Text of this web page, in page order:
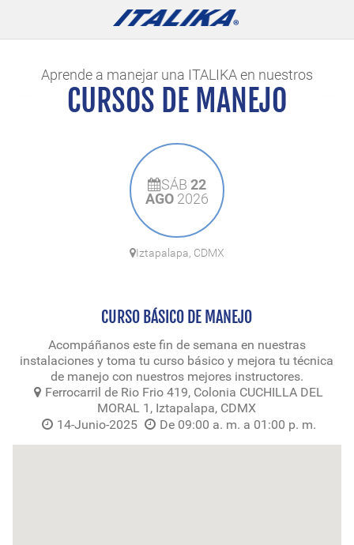
Aprende a manejar una ITALIKA en nuestros
CURSOS DE MANEJO
SÁB 22
AGO2026
Iztapalapa, CDMX
CURSO BÁSICO DE MANEJO
Acompáñanos este fin de semana en nuestras
instalaciones y toma tu curso básico y mejora tu técnica
de manejo con nuestros mejores instructores.
Ferrocarril de Rio Frio 419, Colonia CUCHILLA DEL
MORAL 1, Iztapalapa, CDMX
14-Junio-2025
De 09:00 a. m. a 01:00 p. m.